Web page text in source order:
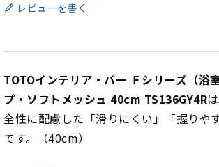
レビューを書く
TOTOインテリア・バー Ｆシリーズ（浴
プ・ソフトメッシュ 40cm TS136GY4R
全性に配慮した「滑りにくい」「握りや
です。（40cm）